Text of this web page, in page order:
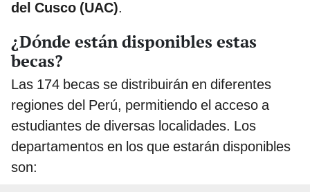
del Cusco (UAC).
¿Dónde están disponibles estas
becas?
Las 174 becas se distribuirán en diferentes
regiones del Perú, permitiendo el acceso a
estudiantes de diversas localidades. Los
departamentos en los que estarán disponibles
son: